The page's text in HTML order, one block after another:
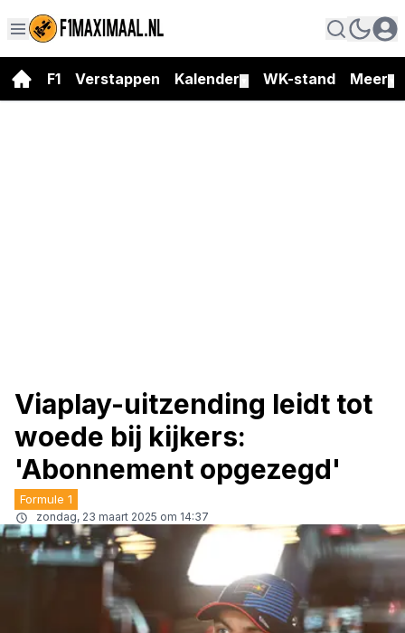
F1 Verstappen Kalender WK-stand Meer
Viaplay-uitzending leidt tot
woede bij kijkers:
'Abonnement opgezegd'
Formule 1
zondag, 23 maart 2025 om 14:37